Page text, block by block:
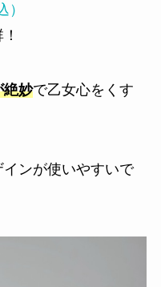
絶妙で乙女心をくす
ンが使いやすいで